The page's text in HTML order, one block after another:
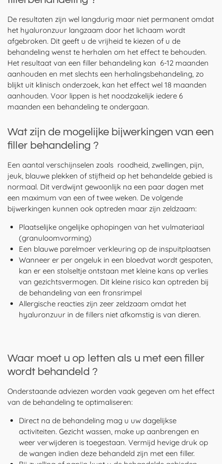
De resultaten zijn wel langdurig maar niet permanent omdat
het hyaluronzuur langzaam door het lichaam wordt
afgebroken. Dit geeft u de vrijheid te kiezen of u de
behandeling wenst te herhalen om het effect te behouden.
Het resultaat van een filler behandeling kan 6-12 maanden
aanhouden en met slechts een herhalingsbehandeling, zo
blijkt uit klinisch onderzoek, kan het effect wel 18 maanden
aanhouden. Voor lippen is het noodzakelijk iedere 6
maanden een behandeling te ondergaan.
Wat zijn de mogelijke bijwerkingen van een
filler behandeling ?
Een aantal verschijnselen zoals roodheid, zwellingen, pijn,
jeuk, blauwe plekken of stijfheid op het behandelde gebied is
normaal. Dit verdwijnt gewoonlijk na een paar dagen met
een maximum van een of twee weken. De volgende
bijwerkingen kunnen ook optreden maar zijn zeldzaam:
Plaatselijke ongelijke ophopingen van het vulmateriaal
(granuloomvorming)
Een blauwe parelmoer verkleuring op de inspuitplaatsen
Wanneer er per ongeluk in een bloedvat wordt gespoten,
kan er een stolseltje ontstaan met kleine kans op verlies
van gezichtsvermogen. Dit kleine risico kan optreden bij
de behandeling van een fronsrimpel
Allergische reacties zijn zeer zeldzaam omdat het
hyaluronzuur in de fillers niet afkomstig is van dieren.
Waar moet u op letten als u met een filler
wordt behandeld ?
Onderstaande adviezen worden vaak gegeven om het effect
van de behandeling te optimaliseren:
Direct na de behandeling mag u uw dagelijkse
activiteiten. Gezicht wassen, make up aanbrengen en
weer verwijderen is toegestaan. Vermijd hevige druk op
de wangen indien deze behandeld zijn met een filler.